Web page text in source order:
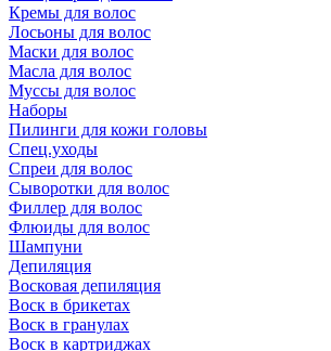
Кремы для волос
Лосьоны для волос
Маски для волос
Масла для волос
Муссы для волос
Наборы
Пилинги для кожи головы
Спец.уходы
Спреи для волос
Сыворотки для волос
Филлер для волос
Флюиды для волос
Шампуни
Депиляция
Восковая депиляция
Воск в брикетах
Воск в гранулах
Воск в картриджах